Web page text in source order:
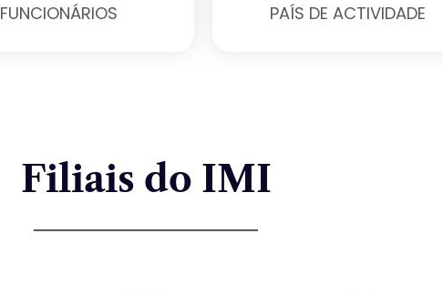
FUNCIONÁRIOS PAÍS DE ACTIVIDADE
Filiais do IMI